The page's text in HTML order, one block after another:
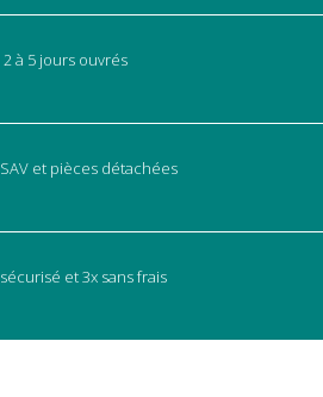
2 à 5 jours ouvrés
SAV et pièces détachées
sécurisé et 3x sans frais